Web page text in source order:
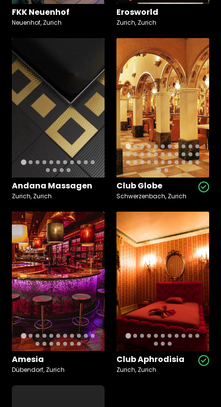
FKK Neuenhof
Neuenhof, Zurich
Erosworld
Zurich, Zurich
Andana Massagen
Zurich, Zurich
Club Globe
Schwerzenbach, Zurich
Amesia
Dübendorf, Zurich
Club Aphrodisia
Zurich, Zurich